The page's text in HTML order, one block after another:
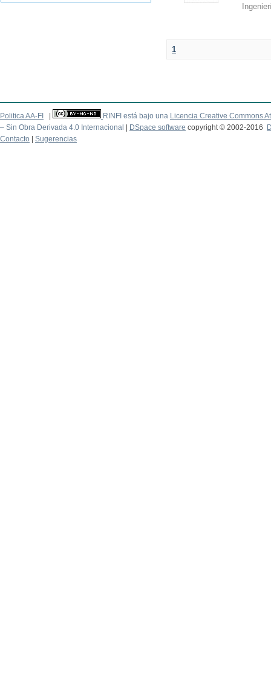
1
Politica AA-FI RINFI está bajo una Licencia Creative Commons
– Sin Obra Derivada 4.0 Internacional
DSpace software copyright © 2002-2016
Contacto
Sugerencias